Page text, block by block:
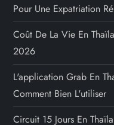
Pour Une Expatriation
Coût De La Vie En
2026
L'application Grab En
Comment Bien L'utiliser
Circuit 15 Jours En